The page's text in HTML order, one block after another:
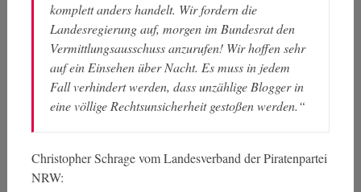
komplett anders handelt. Wir fordern die
Landesregierung auf, morgen im Bundesrat den
Vermittlungsausschuss anzurufen! Wir hoffen sehr
auf ein Einsehen über Nacht. Es muss in jedem
Fall verhindert werden, dass unzählige Blogger in
eine völlige Rechtsunsicherheit gestoßen werden.“
Christopher Schrage vom Landesverband der Piratenpartei
NRW: